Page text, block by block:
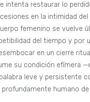
restaurar lo
en la intimidad
femenino se vuelve
del tiempo y por
en un cierre
su condición efímera
leve y persistente
humano de